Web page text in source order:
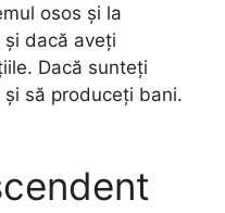
osos și la
dacă aveți
Dacă sunteți
să produceți bani.